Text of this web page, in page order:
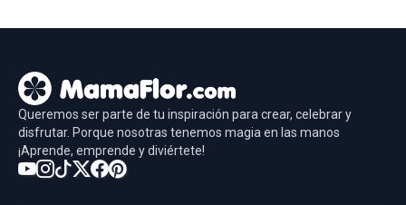
Queremos ser parte de tu inspiración para crear, celebrar y
disfrutar. Porque nosotras tenemos magia en las manos
¡Aprende, emprende y diviértete!